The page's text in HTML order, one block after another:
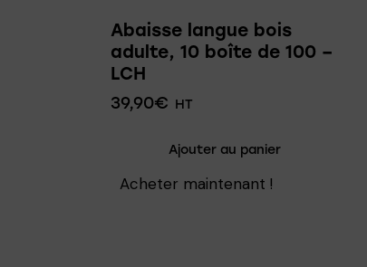
Abaisse langue bois
adulte, 10 boîte de 100 –
LCH
39,90€ HT
Ajouter au panier
Acheter maintenant !